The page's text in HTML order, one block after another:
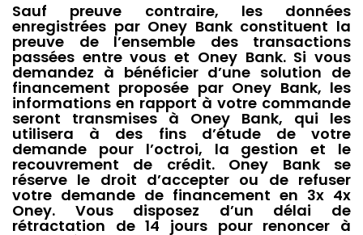
Sauf preuve contraire, les données
enregistrées par Oney Bank constituent la
preuve de l’ensemble des transactions
passées entre vous et Oney Bank. Si vous
demandez à bénéficier d’une solution de
financement proposée par Oney Bank, les
informations en rapport à votre commande
seront transmises à Oney Bank, qui les
utilisera à des fins d’étude de votre
demande pour l’octroi, la gestion et le
recouvrement de crédit. Oney Bank se
réserve le droit d’accepter ou de refuser
votre demande de financement en 3x 4x
Oney. Vous disposez d’un délai de
rétractation de 14 jours pour renoncer à